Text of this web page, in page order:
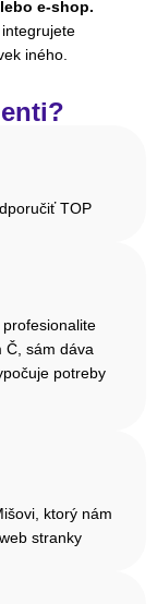
e-shop.
iného.
TOP
Č, sám dáva
potreby
ktorý nám
stranky